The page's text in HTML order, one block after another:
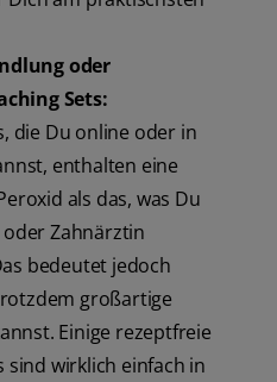
oder
Sets:
die Du online oder in
enthalten eine
als das, was Du
Zahnärztin
bedeutet jedoch
großartige
Einige rezeptfreie
sind wirklich einfach in